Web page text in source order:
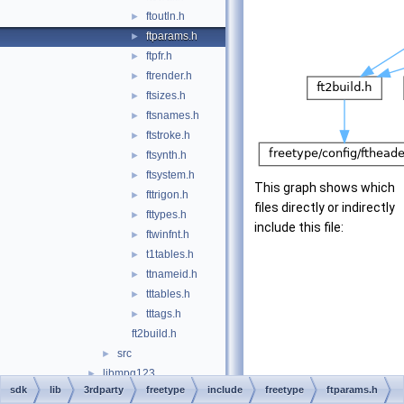
► ftoutln.h
► ftparams.h
► ftpfr.h
► ftrender.h
► ftsizes.h
► ftsnames.h
► ftstroke.h
► ftsynth.h
► ftsystem.h
► fttrigon.h
► fttypes.h
► ftwinfnt.h
► t1tables.h
► ttnameid.h
► tttables.h
►
tttags.h
ft2build.h
► src
► libmpg123
► libsamplerate
This graph shows which
files directly or indirectly
include this file:
sdk lib 3rdparty freetype include freetype ftparams.h